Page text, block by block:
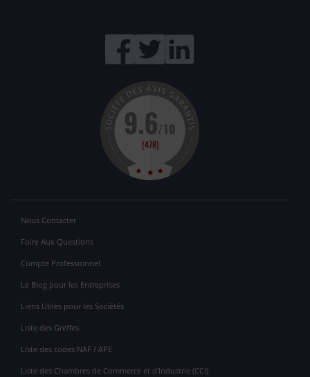
Nous Contacter
Foire Aux Questions
Compte Professionnel
Le Blog pour les Entreprises
Liens Utiles pour les Sociétés
Liste des Greffes
Liste des codes NAF / APE
Liste des Chambres de Commerce et d'Industrie (CCI)